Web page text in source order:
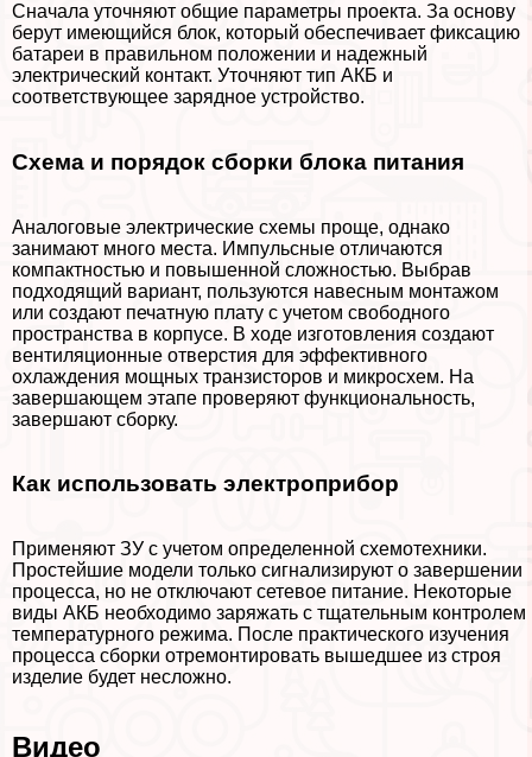
Сначала уточняют общие параметры проекта. За основу
берут имеющийся блок, который обеспечивает фиксацию
батареи в правильном положении и надежный
электрический контакт. Уточняют тип АКБ и
соответствующее зарядное устройство.
Схема и порядок сборки блока питания
Аналоговые электрические схемы проще, однако
занимают много места. Импульсные отличаются
компактностью и повышенной сложностью. Выбрав
подходящий вариант, пользуются навесным монтажом
или создают печатную плату с учетом свободного
прострaнcтва в корпусе. В ходе изготовления создают
вентиляционные отверстия для эффективного
охлаждения мощных транзисторов и микросхем. На
завершающем этапе проверяют функциональность,
завершают сборку.
Как использовать электроприбор
Применяют ЗУ с учетом определенной схемотехники.
Простейшие модели только сигнализируют о завершении
процесса, но не отключают сетевое питание. Некоторые
виды АКБ необходимо заряжать с тщательным контролем
температурного режима. После пpaктического изучения
процесса сборки отремонтировать вышедшее из строя
изделие будет несложно.
Видео